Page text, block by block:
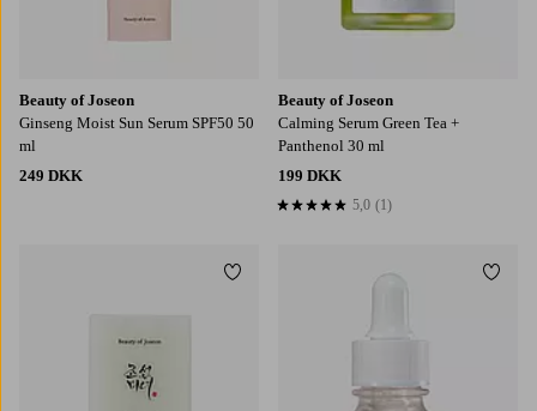
Beauty of Joseon
Ginseng Moist Sun Serum SPF50 50
ml
249 DKK
Beauty of Joseon
Calming Serum Green Tea +
Panthenol 30 ml
199 DKK
5,0 baseret på 1 bedømmelser
5,0 (1)
Tilføj til favoritter